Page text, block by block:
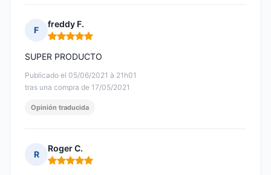
F
freddy F.
Nota: 5 de 5
Publicado el 05/06/2021 à 21h01
tras una compra de 17/05/2021
SUPER PRODUCTO
Opinión traducida
R
Roger C.
Nota: 5 de 5